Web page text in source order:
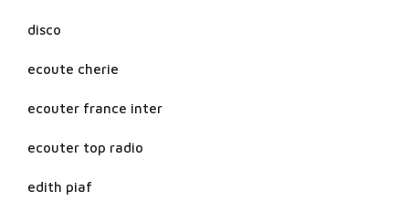
disco
ecoute cherie
ecouter france inter
ecouter top radio
edith piaf